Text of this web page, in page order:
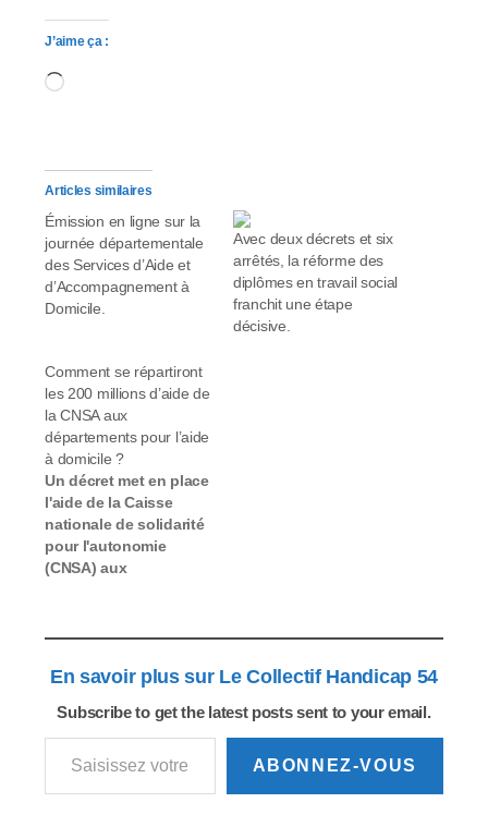
J’aime ça :
Articles similaires
Émission en ligne sur la
journée départementale
des Services d’Aide et
d’Accompagnement à
Domicile.
Avec deux décrets et six
arrêtés, la réforme des
diplômes en travail social
franchit une étape
décisive.
Comment se répartiront
les 200 millions d’aide de
la CNSA aux
départements pour l’aide
à domicile ?
Un décret met en place
l'aide de la Caisse
nationale de solidarité
pour l'autonomie
(CNSA) aux
pour les services
d'aide à domicile
(Saad). Le montant
total de cette aide est
En savoir plus sur Le Collectif Handicap 54
Subscribe to get the latest posts sent to your email.
Saisissez votre adresse e-mail…
ABONNEZ-VOUS